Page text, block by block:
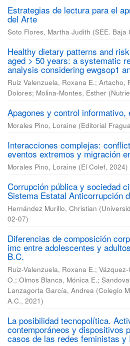
Estrategias de lectura para el
del Arte
Soto Flores, Martha Judith (SEE. Baja
Healthy dietary patterns and
aged > 50 years: a systematic
analysis considering ewgsop1
Ruiz Valenzuela, Roxana E.; Artacho,
Dolores; Molina-Montes, Esther (
Apagones y control informativo,
Morales Pino, Loraine (Editorial
Interacciones complejas:
eventos extremos y migración
Morales Pino, Loraine (El Colef, 2024)
Corrupción pública y sociedad
Sistema Estatal Anticorrupción
Hernández Murillo, Christian (
02-07)
Diferencias de composición
imc entre adolescentes y
B.C.
Ruiz-Valenzuela, Roxana E.;
O.; Olmos Blanca, Mónica E.;
Lanzagorta García, Andrea (Colegio
A.C., 2021)
La posibilidad tecnopolítica.
contemporáneos y dispositivos
casos de las redes feministas y